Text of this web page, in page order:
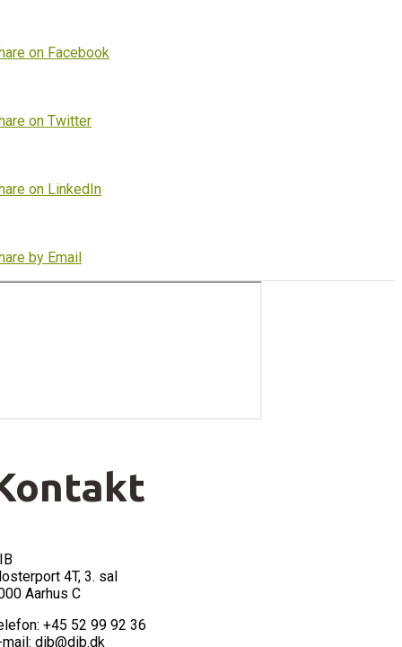
on Facebook
on Twitter
on LinkedIn
by Email
4T, 3. sal
Aarhus C
+45 52 99 92 36
mail: dib@dib.dk